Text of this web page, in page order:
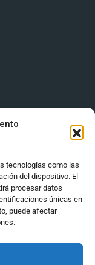
tecnologías como las
del dispositivo. El
procesar datos
únicas en
puede afectar